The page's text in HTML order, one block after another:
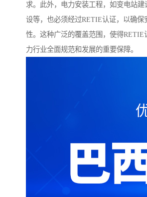
求。此外，电力安装工程，如变电站建
设等，也必须经过RETIE认证，以确保
性。这种广泛的覆盖范围，使得RETIE
力行业全面规范和发展的重要保障。